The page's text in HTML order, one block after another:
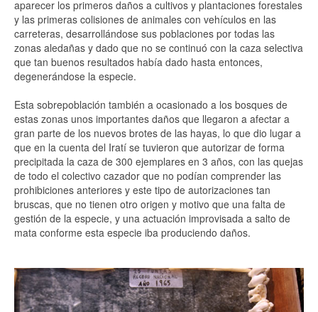
aparecer los primeros daños a cultivos y plantaciones forestales
y las primeras colisiones de animales con vehículos en las
carreteras, desarrollándose sus poblaciones por todas las
zonas aledañas y dado que no se continuó con la caza selectiva
que tan buenos resultados había dado hasta entonces,
degenerándose la especie.
Esta sobrepoblación también a ocasionado a los bosques de
estas zonas unos importantes daños que llegaron a afectar a
gran parte de los nuevos brotes de las hayas, lo que dio lugar a
que en la cuenta del Iratí se tuvieron que autorizar de forma
precipitada la caza de 300 ejemplares en 3 años, con las quejas
de todo el colectivo cazador que no podían comprender las
prohibiciones anteriores y este tipo de autorizaciones tan
bruscas, que no tienen otro origen y motivo que una falta de
gestión de la especie, y una actuación improvisada a salto de
mata conforme esta especie iba produciendo daños.